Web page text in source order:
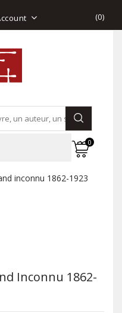
(0)
0
inconnu 1862-1923
Inconnu 1862-